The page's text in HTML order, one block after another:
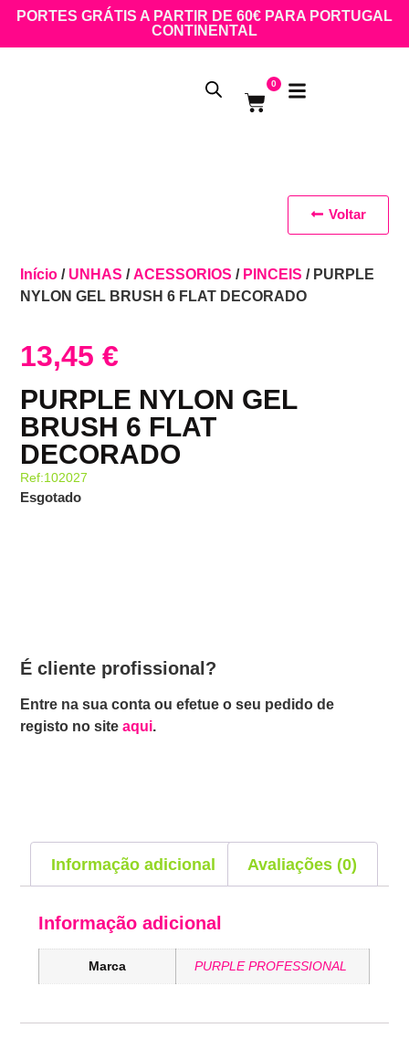
PORTES GRÁTIS A PARTIR DE 60€ PARA PORTUGAL
CONTINENTAL
0
Início / UNHAS /ACESSORIOS / PINCEIS / PURPLE
NYLON GEL BRUSH 6 FLAT DECORADO
13,45€
PURPLE NYLON GEL
BRUSH 6 FLAT
DECORADO
Ref:102027
Esgotado
É cliente profissional?
Entre na sua conta ou efetue o seu pedido de
registo no siteaqui.
Voltar
Informação adicional Avaliações (0)
Informação adicional
Marca PURPLE PROFESSIONAL